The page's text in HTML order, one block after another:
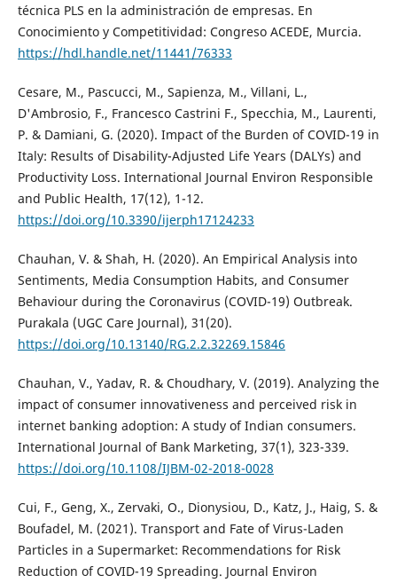
técnica PLS en la administración de empresas. En
Conocimiento y Competitividad: Congreso ACEDE, Murcia.
https://hdl.handle.net/11441/76333
Cesare, M., Pascucci, M., Sapienza, M., Villani, L.,
D'Ambrosio, F., Francesco Castrini F., Specchia, M., Laurenti,
P. & Damiani, G. (2020). Impact of the Burden of COVID-19 in
Italy: Results of Disability-Adjusted Life Years (DALYs) and
Productivity Loss. International Journal Environ Responsible
and Public Health, 17(12), 1-12.
https://doi.org/10.3390/ijerph17124233
Chauhan, V. & Shah, H. (2020). An Empirical Analysis into
Sentiments, Media Consumption Habits, and Consumer
Behaviour during the Coronavirus (COVID-19) Outbreak.
Purakala (UGC Care Journal), 31(20).
https://doi.org/10.13140/RG.2.2.32269.15846
Chauhan, V., Yadav, R. & Choudhary, V. (2019). Analyzing the
impact of consumer innovativeness and perceived risk in
internet banking adoption: A study of Indian consumers.
International Journal of Bank Marketing, 37(1), 323-339.
https://doi.org/10.1108/IJBM-02-2018-0028
Cui, F., Geng, X., Zervaki, O., Dionysiou, D., Katz, J., Haig, S. &
Boufadel, M. (2021). Transport and Fate of Virus-Laden
Particles in a Supermarket: Recommendations for Risk
Reduction of COVID-19 Spreading. Journal Environ